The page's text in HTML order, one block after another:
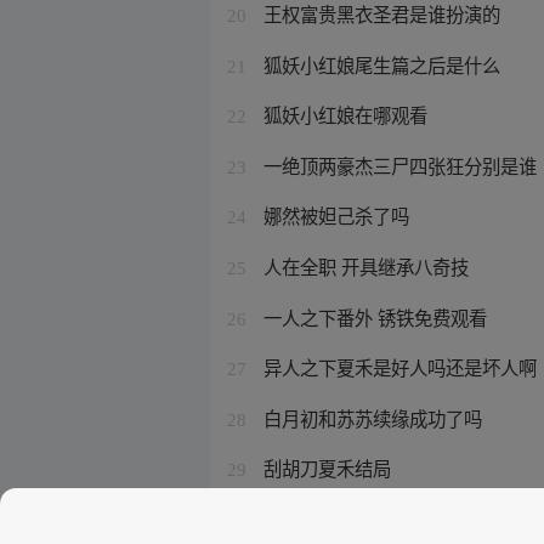
20 王权富贵黑衣圣君是谁扮演的
21 狐妖小红娘尾生篇之后是什么
22 狐妖小红娘在哪观看
23 一绝顶两豪杰三尸四张狂分别是谁
24 娜然被妲己杀了吗
25 人在全职 开具继承八奇技
26 一人之下番外 锈铁免费观看
27 异人之下夏禾是好人吗还是坏人啊
28 白月初和苏苏续缘成功了吗
29 刮胡刀夏禾结局